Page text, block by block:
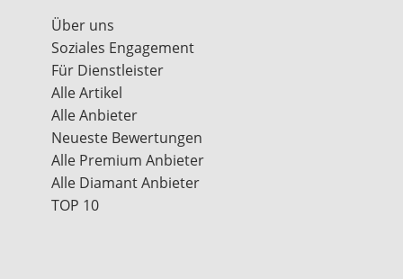
Über uns
Soziales Engagement
Für Dienstleister
Alle Artikel
Alle Anbieter
Neueste Bewertungen
Alle Premium Anbieter
Alle Diamant Anbieter
TOP 10